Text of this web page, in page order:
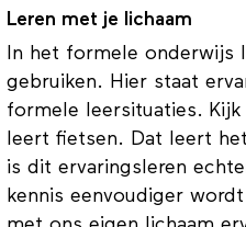
Leren met je lichaam
In het formele onderwijs
gebruiken. Hier staat
formele leersituaties.
leert fietsen. Dat leert
is dit ervaringsleren
kennis eenvoudiger